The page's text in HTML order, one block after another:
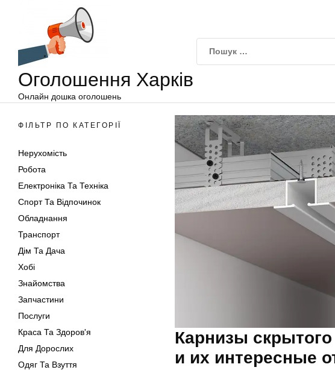
Оголошення Харків
Онлайн дошка оголошень
ФІЛЬТР ПО КАТЕГОРІЇ
Нерухомість
Робота
Електроніка Та Техніка
Спорт Та Відпочинок
Обладнання
Транспорт
Дім Та Дача
Хобі
Знайомства
Запчастини
Послуги
Краса Та Здоров'я
Для Дорослих
Одяг Та Взуття
Карнизы
и их интересные